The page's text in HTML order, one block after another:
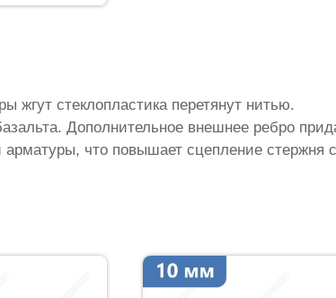
жгут стеклопластика перетянут нитью.
Дополнительное внешнее ребро
что повышает сцепление стержня